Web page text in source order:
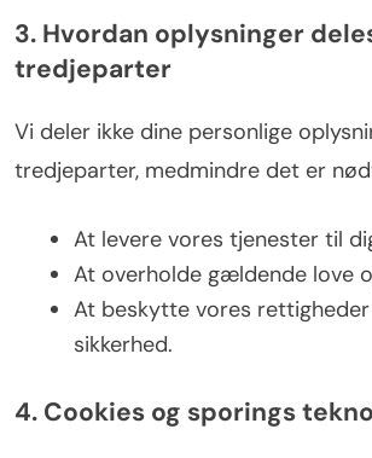
3. Hvordan oplysninger
tredjeparter
Vi deler ikke dine personlige
tredjeparter, medmindre det er
At levere vores tjenester til
At overholde gældende love
At beskytte vores
sikkerhed.
4. Cookies og sporings